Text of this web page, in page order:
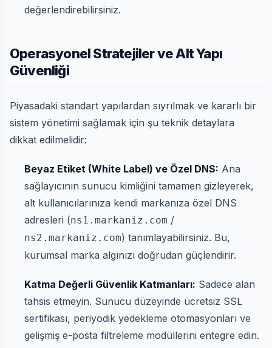
değerlendirebilirsiniz.
Operasyonel Stratejiler ve Alt Yapı
Güvenliği
Piyasadaki standart yapılardan sıyrılmak ve kararlı bir
sistem yönetimi sağlamak için şu teknik detaylara
dikkat edilmelidir:
Beyaz Etiket (White Label) ve Özel DNS: Ana
sağlayıcının sunucu kimliğini tamamen gizleyerek,
alt kullanıcılarınıza kendi markanıza özel DNS
adresleri (ns1.markaniz.com /
ns2.markaniz.com) tanımlayabilirsiniz. Bu,
kurumsal marka algınızı doğrudan güçlendirir.
Katma Değerli Güvenlik Katmanları: Sadece alan
tahsis etmeyin. Sunucu düzeyinde ücretsiz SSL
sertifikası, periyodik yedekleme otomasyonları ve
gelişmiş e-posta filtreleme modüllerini entegre edin.